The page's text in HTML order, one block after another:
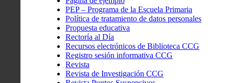
PEP – Programa de la Escuela Primaria
Política de tratamiento de datos personales
Propuesta educativa
Rectoría al Día
Recursos electrónicos de Biblioteca CCG
Registro sesión informativa CCG
Revista
Revista de Investigación CCG